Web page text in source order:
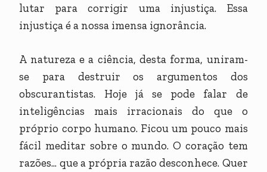
lutar para corrigir uma injustiça. Essa
injustiça é a nossa imensa ignorância.
A natureza e a ciência, desta forma, uniram-
se para destruir os argumentos dos
obscurantistas. Hoje já se pode falar de
inteligências mais irracionais do que o
próprio corpo humano. Ficou um pouco mais
fácil meditar sobre o mundo. O coração tem
razões... que a própria razão desconhece. Quer